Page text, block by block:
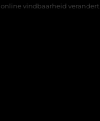
verandert in 2026 Van